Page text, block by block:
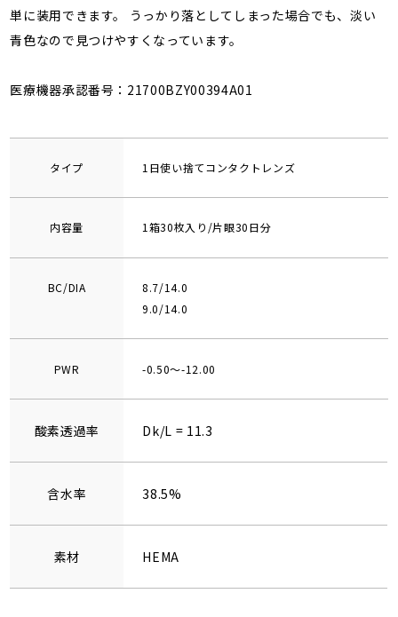
単に装用できます。 うっかり落としてしまった場合でも、淡い
青色なので見つけやすくなっています。
医療機器承認番号：21700BZY00394A01
タイプ 1日使い捨てコンタクトレンズ
内容量 1箱30枚入り/片眼30日分
BC/DIA
8.7/14.0
9.0/14.0
PWR -0.50～-12.00
酸素透過率 Dk/L = 11.3
含水率 38.5%
素材 HEMA